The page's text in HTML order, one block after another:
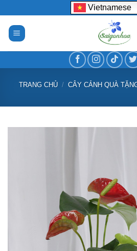
nội
dung
Vietnamese
TRANG CHỦ / CÂY CẢNH QUÀ